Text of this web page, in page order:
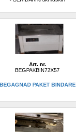
Art. nr.
BEGPAKBIN72X57
BEGAGNAD PAKET BINDARE